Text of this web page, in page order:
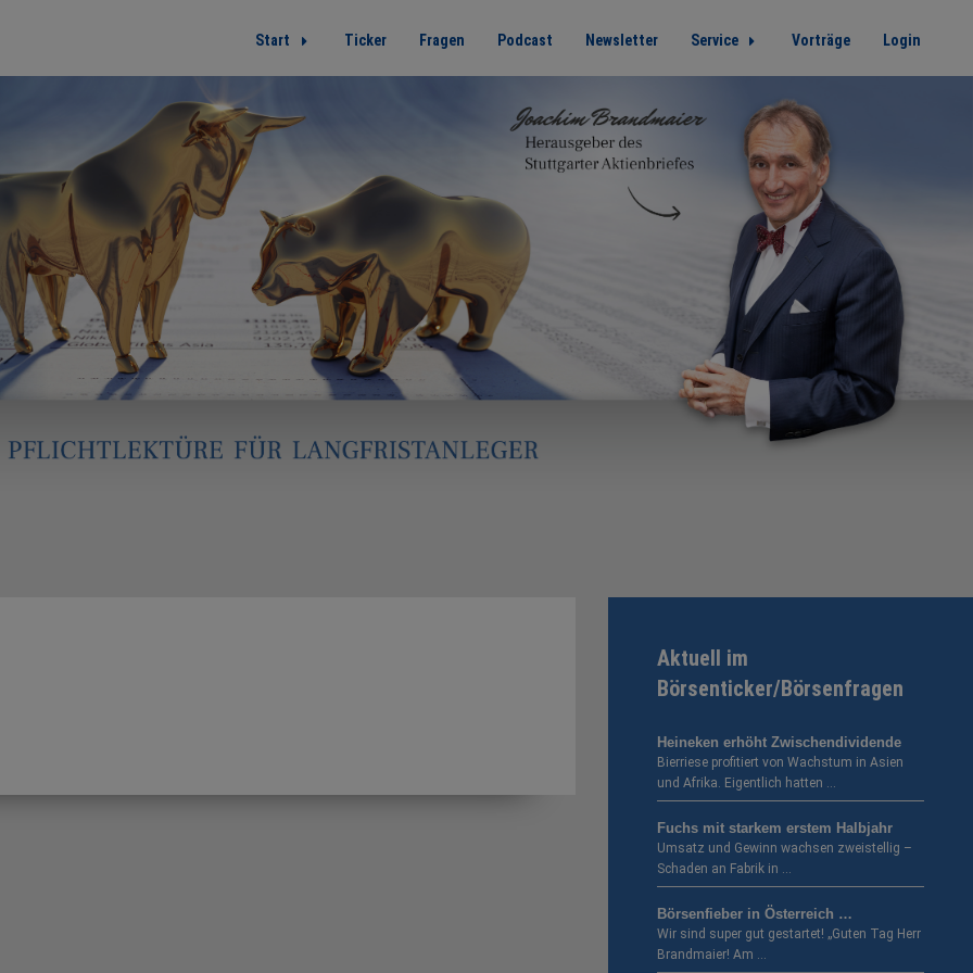
Start Ticker Fragen Podcast Newsletter Service Vorträge Login
Aktuell im
Börsenticker/Börsenfragen
Heineken erhöht Zwischendividende
Bierriese profitiert von Wachstum in Asien
und Afrika. Eigentlich hatten …
Fuchs mit starkem erstem Halbjahr
Umsatz und Gewinn wachsen zweistellig –
Schaden an Fabrik in …
Börsenfieber in Österreich …
Wir sind super gut gestartet! „Guten Tag Herr
Brandmaier! Am …